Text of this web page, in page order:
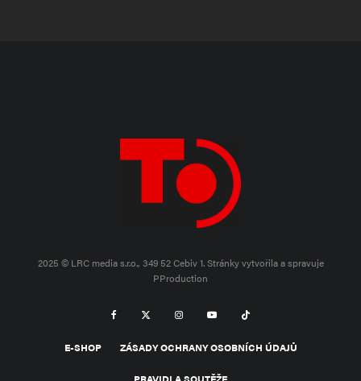
2025 © LRC media s.r.o., 349 52 Cebiv 1.Stránky vytvořila a spravuje
PProduction
E-SHOP ZÁSADY OCHRANY OSOBNÍCH ÚDAJŮ